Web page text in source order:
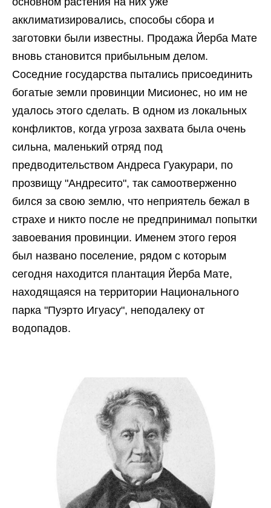
акклиматизировались, способы сбора и
заготовки были известны. Продажа Йерба Мате
вновь становится прибыльным делом.
Соседние государства пытались присоединить
богатые земли провинции Мисионес, но им не
удалось этого сделать. В одном из локальных
конфликтов, когда угроза захвата была очень
сильна, маленький отряд под
предводительством Андреса Гуакурари, по
прозвищу "Андресито", так самоотверженно
бился за свою землю, что неприятель бежал в
страхе и никто после не предпринимал попытки
завоевания провинции. Именем этого героя
был названо поселение, рядом с которым
сегодня находится плантация Йерба Мате,
находящаяся на территории Национального
парка "Пуэрто Игуасу", неподалеку от
водопадов.